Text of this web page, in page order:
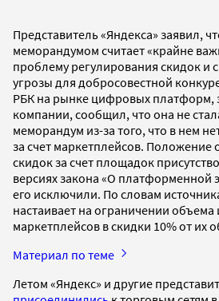
Представитель «Яндекса» заявил,
меморандумом считает «крайне
проблему регулирования скидок и
угрозы для добросовестной
РБК на рынке цифровых платформ,
компании, сообщил, что она не
меморандум из-за того, что в нем
за счет маркетплейсов. Положение
скидок за счет площадок
версиях закона «О платформенной
его исключили. По словам
настаивает на ограничении объема
маркетплейсов в скидки 10% от их
Материал по теме
Летом «Яндекс» и другие